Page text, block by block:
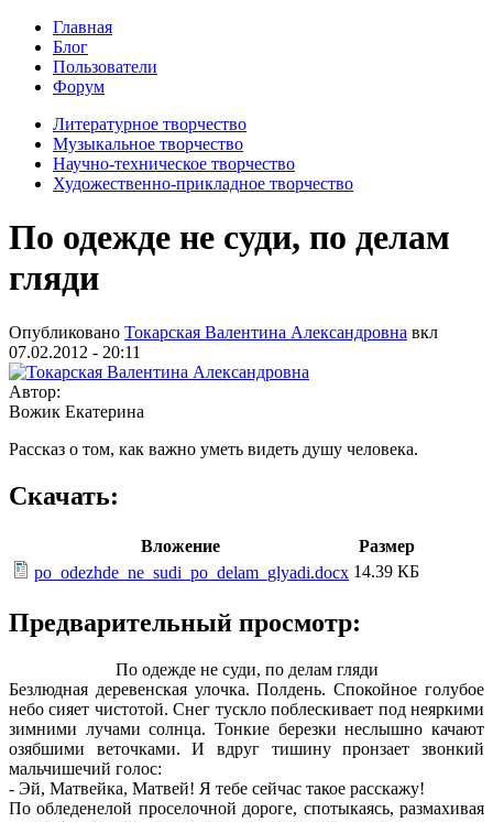
Главная
Блог
Пользователи
Форум
Литературное творчество
Музыкальное творчество
Научно-техническое творчество
Художественно-прикладное творчество
По одежде не суди, по делам
гляди
Опубликовано Токарская Валентина Александровна вкл
07.02.2012 - 20:11
Автор:
Вожик Екатерина
Рассказ о том, как важно уметь видеть душу человека.
Скачать:
Вложение
Размер
po_odezhde_ne_sudi_po_delam_glyadi.docx 14.39 КБ
Предварительный просмотр:
По одежде не суди, по делам гляди
Безлюдная деревенская улочка. Полдень. Спокойное голубое
небо сияет чистотой. Снег тускло поблескивает под неяркими
зимними лучами солнца. Тонкие березки неслышно качают
озябшими веточками. И вдруг тишину пронзает звонкий
мальчишечий голос:
- Эй, Матвейка, Матвей! Я тебе сейчас такое расскажу!
По обледенелой проселочной дороге, спотыкаясь, размахивая